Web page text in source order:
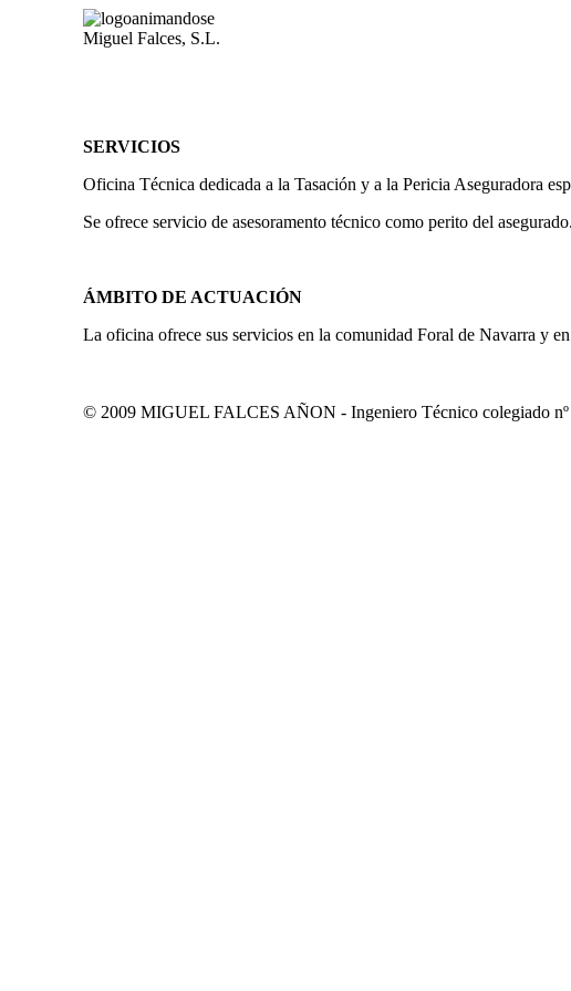
Miguel Falces, S.L.
SERVICIOS
Oficina Técnica dedicada a la Tasación y a la Pericia Aseguradora
Se ofrece servicio de asesoramento técnico como perito del asegurado.
ÁMBITO DE ACTUACIÓN
La oficina ofrece sus servicios en la comunidad Foral de Navarra y
© 2009 MIGUEL FALCES AÑON - Ingeniero Técnico colegiado nº